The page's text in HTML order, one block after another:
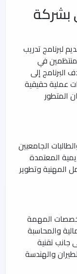
بشركة
لبرنامج تدريب
في
البرنامج إلى
عملية حقيقية
المتطور
الجامعيين
المعتمدة
المهنية وتطوير
المهمة
والمحاسبة
جانب تقنية
والهندسة